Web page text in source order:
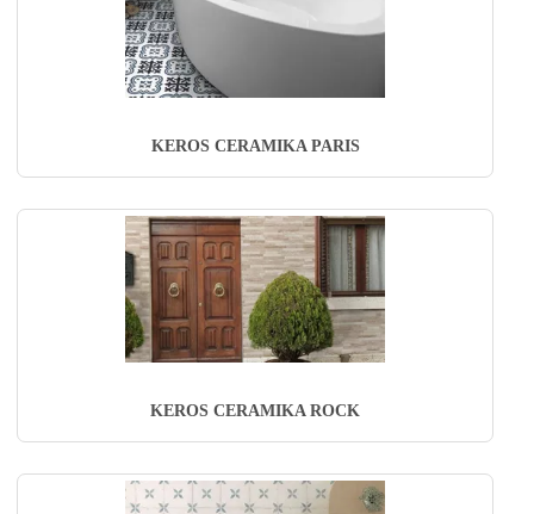
KEROS CERAMIKA PARIS
KEROS CERAMIKA ROCK